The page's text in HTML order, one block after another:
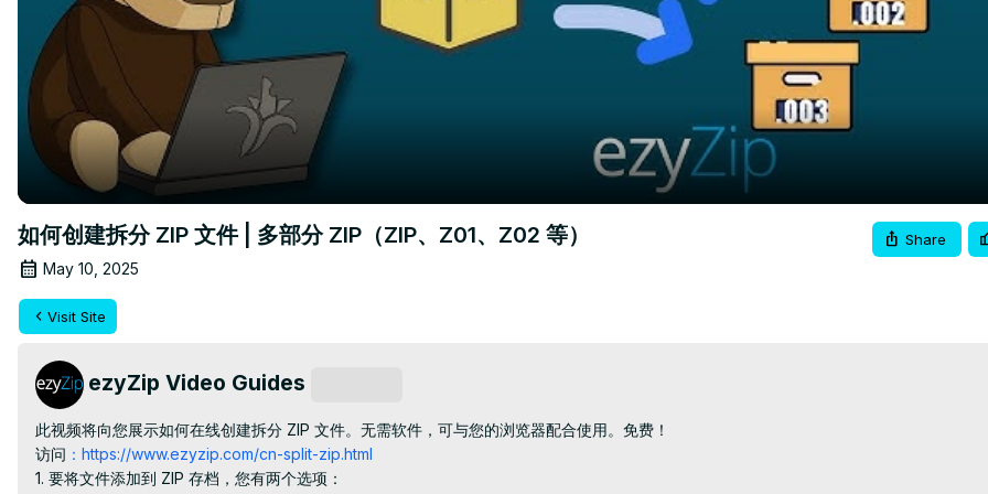
如何创建拆分 ZIP 文件 | 多部分 ZIP（ZIP、Z01、Z02 等）
May 10, 2025
Share
Visit Site
ezyZip Video Guides
此视频将向您展示如何在线创建拆分 ZIP 文件。无需软件，可与您的浏览器配合使用。免费！
访问 ：https://www.ezyzip.com/cn-split-zip.html
1. 要将文件添加到 ZIP 存档，您有两个选项：